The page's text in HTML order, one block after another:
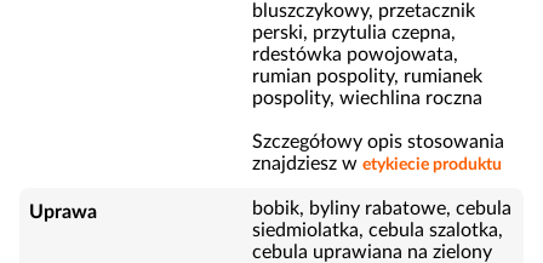
bluszczykowy, przetacznik
perski, przytulia czepna,
rdestówka powojowata,
rumian pospolity, rumianek
pospolity, wiechlina roczna
Szczegółowy opis stosowania
znajdziesz w etykiecie produktu
Uprawa
bobik, byliny rabatowe, cebula
siedmiolatka, cebula szalotka,
cebula uprawiana na zielony